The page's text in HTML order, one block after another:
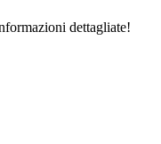
dettagliate!